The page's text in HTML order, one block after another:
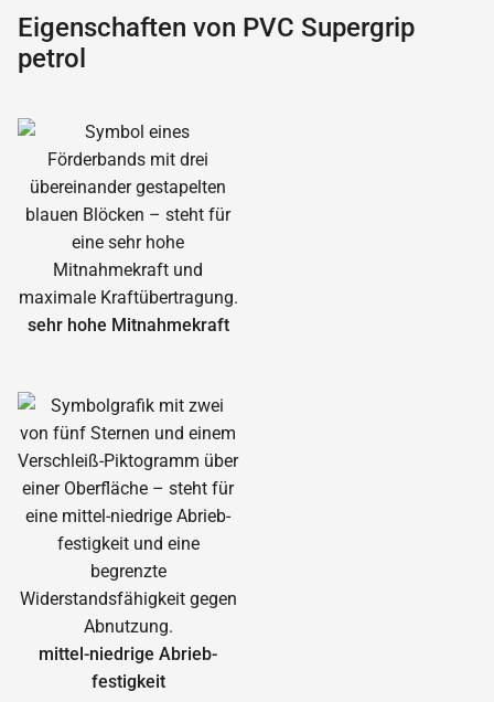
Eigenschaften von PVC Supergrip
petrol
sehr hohe Mitnahmekraft
mittel-niedrige Abrieb­
festigkeit